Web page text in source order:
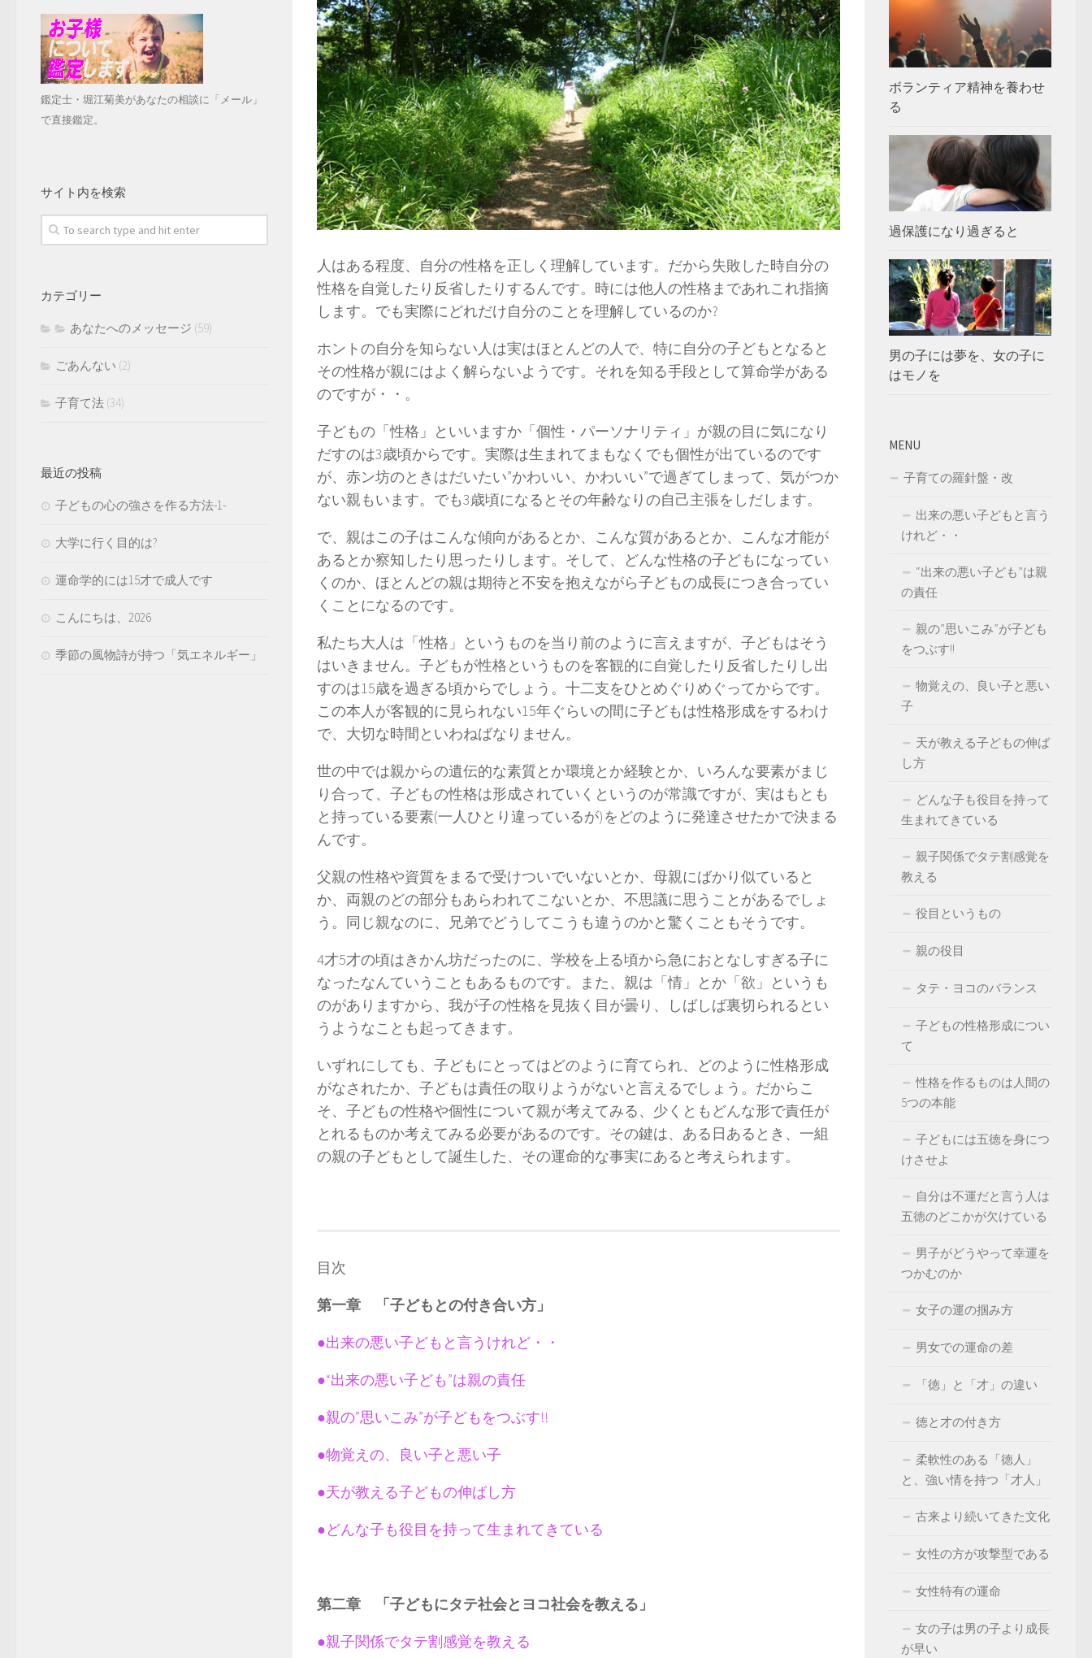
人はある程度、自分の性格を正しく理解しています。だから失敗した時自分の
性格を自覚したり反省したりするんです。時には他人の性格まであれこれ指摘
します。でも実際にどれだけ自分のことを理解しているのか?
ホントの自分を知らない人は実はほとんどの人で、特に自分の子どもとなると
その性格が親にはよく解らないようです。それを知る手段として算命学がある
のですが・・。
子どもの「性格」といいますか「個性・パーソナリティ」が親の目に気になり
だすのは3歳頃からです。実際は生まれてまもなくでも個性が出ているのです
が、赤ン坊のときはだいたい”かわいい、かわいい”で過ぎてしまって、気がつか
ない親もいます。でも3歳頃になるとその年齢なりの自己主張をしだします。
で、親はこの子はこんな傾向があるとか、こんな質があるとか、こんな才能が
あるとか察知したり思ったりします。そして、どんな性格の子どもになってい
くのか、ほとんどの親は期待と不安を抱えながら子どもの成長につき合ってい
くことになるのです。
私たち大人は「性格」というものを当り前のように言えますが、子どもはそう
はいきません。子どもが性格というものを客観的に自覚したり反省したりし出
すのは15歳を過ぎる頃からでしょう。十二支をひとめぐりめぐってからです。
この本人が客観的に見られない15年ぐらいの間に子どもは性格形成をするわけ
で、大切な時間といわねばなりません。
世の中では親からの遺伝的な素質とか環境とか経験とか、いろんな要素がまじ
り合って、子どもの性格は形成されていくというのが常識ですが、実はもとも
と持っている要素(一人ひとり違っているが)をどのように発達させたかで決まる
んです。
父親の性格や資質をまるで受けついでいないとか、母親にばかり似ていると
か、両親のどの部分もあらわれてこないとか、不思議に思うことがあるでしょ
う。同じ親なのに、兄弟でどうしてこうも違うのかと驚くこともそうです。
4才5才の頃はきかん坊だったのに、学校を上る頃から急におとなしすぎる子に
なったなんていうこともあるものです。また、親は「情」とか「欲」というも
のがありますから、我が子の性格を見抜く目が曇り、しばしば裏切られるとい
うようなことも起ってきます。
いずれにしても、子どもにとってはどのように育てられ、どのように性格形成
がなされたか、子どもは責任の取りようがないと言えるでしょう。だからこ
そ、子どもの性格や個性について親が考えてみる、少くともどんな形で責任が
とれるものか考えてみる必要があるのです。その鍵は、ある日あるとき、一組
の親の子どもとして誕生した、その運命的な事実にあると考えられます。
目次
第一章 「子どもとの付き合い方」
●出来の悪い子どもと言うけれど・・
●“出来の悪い子ども”は親の責任
●親の”思いこみ”が子どもをつぶす!!
●物覚えの、良い子と悪い子
●天が教える子どもの伸ばし方
●どんな子も役目を持って生まれてきている
第二章 「子どもにタテ社会とヨコ社会を教える」
●親子関係でタテ割感覚を教える
鑑定士・堀江菊美があなたの相談に「メール」
で直接鑑定。
サイト内を検索
カテゴリー
あなたへのメッセージ (59)
ごあんない (2)
子育て法 (34)
最近の投稿
子どもの心の強さを作る方法-1-
大学に行く目的は?
運命学的には15才で成人です
こんにちは、2026
季節の風物詩が持つ「気エネルギー」
ボランティア精神を養わせ
る
過保護になり過ぎると
男の子には夢を、女の子に
はモノを
MENU
子育ての羅針盤・改
出来の悪い子どもと言う
けれど・・
“出来の悪い子ども”は親
の責任
親の”思いこみ”が子ども
をつぶす!!
物覚えの、良い子と悪い
子
天が教える子どもの伸ば
し方
どんな子も役目を持って
生まれてきている
親子関係でタテ割感覚を
教える
役目というもの
親の役目
タテ・ヨコのバランス
子どもの性格形成につい
て
性格を作るものは人間の
5つの本能
子どもには五徳を身につ
けさせよ
自分は不運だと言う人は
五徳のどこかが欠けている
男子がどうやって幸運を
つかむのか
女子の運の掴み方
男女での運命の差
「徳」と「才」の違い
徳と才の付き方
柔軟性のある「徳人」
と、強い情を持つ「才人」
古来より続いてきた文化
女性の方が攻撃型である
女性特有の運命
女の子は男の子より成長
が早い